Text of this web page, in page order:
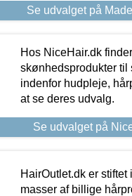
Se udvalget på
Hos NiceHair.dk
skønhedsprodukter
indenfor hudpleje,
at se deres udvalg.
Se udvalget på
HairOutlet.dk er
masser af billige